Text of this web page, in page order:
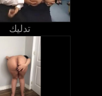
تدليك